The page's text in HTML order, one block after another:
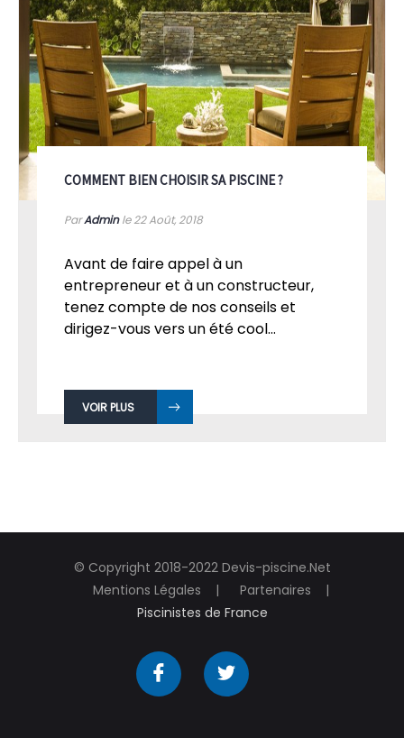
COMMENT BIEN CHOISIR SA PISCINE ?
ParAdminle 22Août, 2018
Avant de faire appel à un
entrepreneur et à un constructeur,
tenez compte de nos conseils et
dirigez-vous vers un été cool...
VOIR PLUS
© Copyright 2018-2022 Devis-piscine.Net
Mentions Légales
Partenaires
Piscinistes de France